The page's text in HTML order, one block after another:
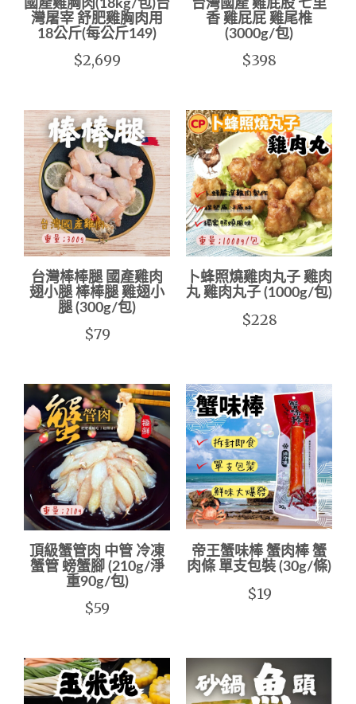
國產雞胸肉(18kg/包)台
灣屠宰 舒肥雞胸肉用
18公斤(每公斤149)
$2,699
台灣國產 雞屁股 七里
香 雞屁屁 雞尾椎
(3000g/包)
$398
台灣棒棒腿 國產雞肉
翅小腿 棒棒腿 雞翅小
腿 (300g/包)
$79
卜蜂照燒雞肉丸子 雞肉
丸 雞肉丸子 (1000g/包)
$228
頂級蟹管肉 中管 冷凍
蟹管 螃蟹腳 (210g/淨
重90g/包)
$59
帝王蟹味棒 蟹肉棒 蟹
肉條 單支包裝 (30g/條)
$19